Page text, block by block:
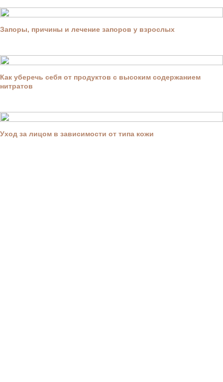
Запоры, причины и лечение запоров у взрослых
Как уберечь себя от продуктов с высоким содержанием
нитратов
Уход за лицом в зависимости от типа кожи